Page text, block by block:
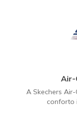
Air-
A Skechers
conforto